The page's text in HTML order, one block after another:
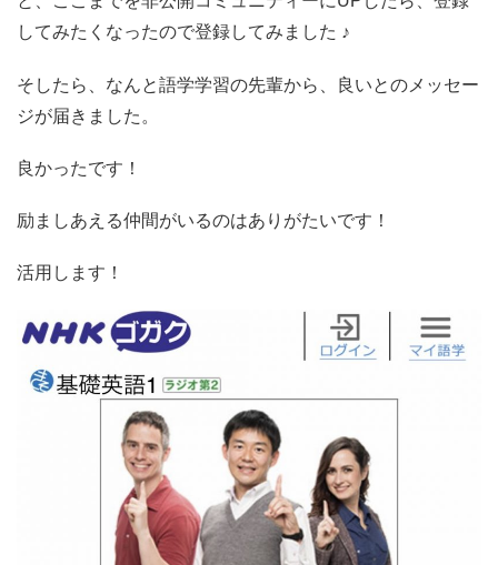
してみたくなったので登録してみました ♪
そしたら、なんと語学学習の先輩から、良いとのメッセー
ジが届きました。
良かったです！
励ましあえる仲間がいるのはありがたいです！
活用します！